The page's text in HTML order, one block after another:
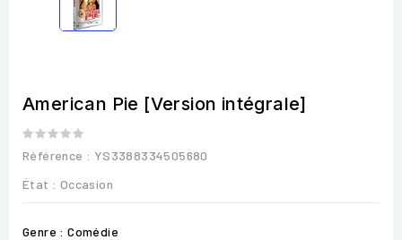
American Pie [Version intégrale]
Référence : YS3388334505680
État : Occasion
Genre : Comédie